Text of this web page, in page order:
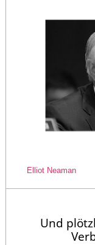
Elliot Neaman
Und